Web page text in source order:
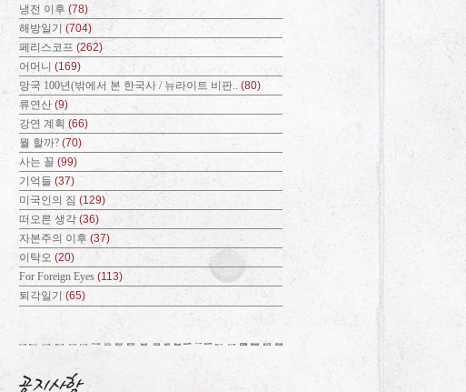
냉전 이후 (78)
해방일기 (704)
페리스코프 (262)
어머니 (169)
망국 100년(밖에서 본 한국사 / 뉴라이트 비판.. (80)
류연산 (9)
강연 계획 (66)
뭘 할까? (70)
사는 꼴 (99)
기억들 (37)
미국인의 짐 (129)
떠오른 생각 (36)
자본주의 이후 (37)
이탁오 (20)
For Foreign Eyes (113)
퇴각일기 (65)